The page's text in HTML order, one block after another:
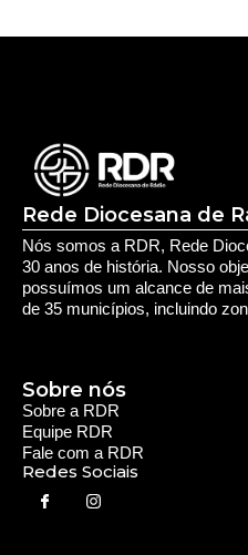
Deixe seu
Comments are closed.
Rede Diocesana de